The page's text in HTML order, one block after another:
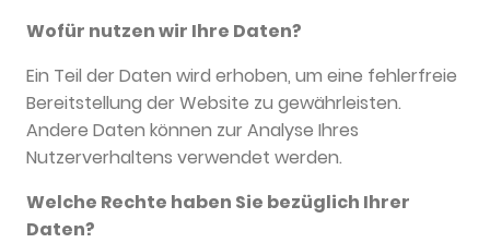
Wofür nutzen wir Ihre Daten?
Ein Teil der Daten wird erhoben, um eine fehlerfreie
Bereitstellung der Website zu gewährleisten.
Andere Daten können zur Analyse Ihres
Nutzerverhaltens verwendet werden.
Welche Rechte haben Sie bezüglich Ihrer
Daten?